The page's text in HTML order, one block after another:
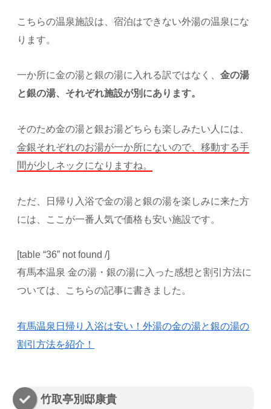
こちらの温泉施設は、宿泊はできない外湯の温泉にな
ります。
一か所に金の湯と銀の湯に入れる訳ではなく、金の湯
と銀の湯、それぞれ施設が別にあります。
そのため金の湯と銀お湯どちらも楽しみたい人には、
金銀それぞれのお湯が一か所にないので、移動する手
間が少しネックになりますね。
ただ、日帰り入浴で金の湯と銀の湯を楽しみに来た方
には、ここが一番人気で価格も安い施設です。
[table “36” not found /]
有馬本温泉 金の湯・銀の湯に入った感想と割引方法に
ついては、こちらの記事に書きました。
有馬温泉日帰り入浴は安い！外湯の金の湯と銀の湯の
割引方法を紹介！
竹取亭別邸康貴